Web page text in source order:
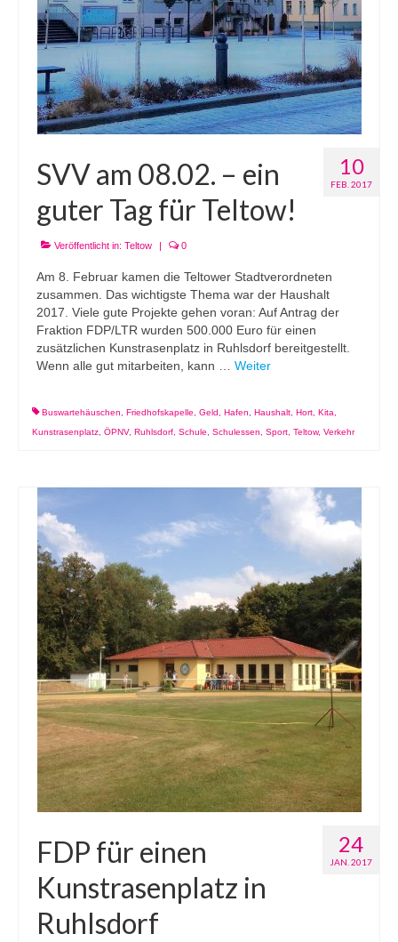
10
FEB. 2017
SVV am 08.02. – ein
guter Tag für Teltow!
Veröffentlicht in: Teltow | 0
Am 8. Februar kamen die Teltower Stadtverordneten
zusammen. Das wichtigste Thema war der Haushalt
2017. Viele gute Projekte gehen voran: Auf Antrag der
Fraktion FDP/LTR wurden 500.000 Euro für einen
zusätzlichen Kunstrasenplatz in Ruhlsdorf bereitgestellt.
Wenn alle gut mitarbeiten, kann … Weiter
Buswartehäuschen Friedhofskapelle Geld Hafen Haushalt Hort Kita
Kunstrasenplatz ÖPNV, Ruhlsdorf Schule Schulessen Sport Teltow, Verkehr
24
JAN. 2017
FDP für einen
Kunstrasenplatz in
Ruhlsdorf